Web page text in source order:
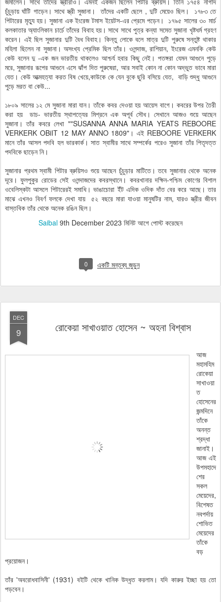
চুঁচুড়ায় ঘাঁটি গাড়েন। সাথে স্ত্রী সুজানা। তাঁদের একটি ছেলে , দুটি মেয়েও ছিল। ১৭৮৩ তে
পিটারের মৃত্যু হয়। সুজানা এক ইংরেজ টমাস ইয়েটস-এর প্রেমে পড়েন। ১৭৯৫ সালের ৩০ মার্চ
কলকাতার অ্যাংলিকান চার্চে তাঁদের বিবাহ হয়। সাথে সাথে পুত্র কন্যা সমেত সুজানা খৃষ্টধর্ম গ্রহণ
করেন। এই ছিল সুজানার দুটি বৈধ বিবাহ। কিন্তু লোকে বলে মাত্র দুটি পুরুষে সন্তুষ্ট থাকার
মহিলা ছিলেন না সুজানা। অসংখ্য প্রেমিক ছিল তাঁর। ওলন্দাজ, রাশিয়ান, ইংরেজ এমনকি কেউ
কেউ বলেন দু -এক জন ভারতীয় থাকলেও আশ্চর্য হবার কিছু নেই। পতঙ্গরা যেমন আগুনে পুড়ে
মরে, সুজানার রূপের আগুনে এসে ঝাঁপ দিত পুরুষেরা, আর সবাই কোন না কোন অদ্ভুত ভাবে মারা
যেত। কেউ আত্মহত্যা করত বিষ খেয়ে,কাউকে কে যেন বুকে ছুরি বসিয়ে যেত, বাড়ি শুদ্ধু আগুনে
পুড়ে মরত বা কেউ...
১৮০৯ সালের ১২ মে সুজানা মারা যান। তাঁকে কবর দেওয়া হয় আয়েস বাগে। কবরের উপর তৈরী
করা হয় ডাচ- ভারতীয় স্থাপত্যের মিশ্রনে এক অপূর্ব সৌধ। সেখানে আজও শুয়ে আছেন
সুজানা। তাঁর কবরে লেখা ""SUSANNA ANNA MARIA YEATS REBOORE
VERKERK OBiIT 12 MAY ANNO 1809"। এই REBOORE VERKERK
মানে তাঁর আসল পদবি হল ভারকার্ক। সাত স্বামীর সাথে সম্পর্কের পরেও সুজানা তাঁর পিতৃদত্ত
পদবিকে ছাড়েন নি।
সুজানার প্রথম স্বামী পিটার ব্রুয়িসও শুয়ে আছেন চুঁচুড়ার মাটিতে। তবে সুজানার থেকে অনেক
দূরে। ফুলপুকুর রোডের সেই ওলন্দাজদের কবরস্থানে। কবরখানার দক্ষিন-পশ্চিম কোণের বিশাল
ওবেলিস্কটা আসলে পিটারেরই সমাধি। ভাঙাচোরা ইঁট এদিক ওদিক দাঁত বের করে আছে। তার
মাঝে এখনও বিবর্ণ ফলকে দেখা যায় ৫২ বছরে মারা যাওয়া মানুষটির নাম, যারও স্ত্রীর জীবন
বাস্তবিক তাঁর থেকে অনেক রঙিন ছিল।
Saibal 9th December 2023 মিনিট আগে পোস্ট করেছেন
0 একটি মন্তব্য জুড়ুন
DEC
9 রোকেয়া সাখাওয়াত হোসেন ~ অহনা বিশ্বাস
আজ
মহামহিম
রোকেয়া
সাখাওয়া
ত
হোসেনের
জন্মদিনে
তাঁকে
অনন্ত
শ্রদ্ধা
জানাই।
আজ এই
উপমহাদে
শের
সকল
মেয়েদের,
বিশেষত
নবপর্দায়
শোভিত
মেয়েদের
তাঁকে
বড়
প্রয়োজন।
তাঁর 'অবরোধবাসিনী' (1931) বইটি থেকে খানিক উদ্ধৃত করলাম। যদি কারুর ইচ্ছা হয় তো
পড়বেন।